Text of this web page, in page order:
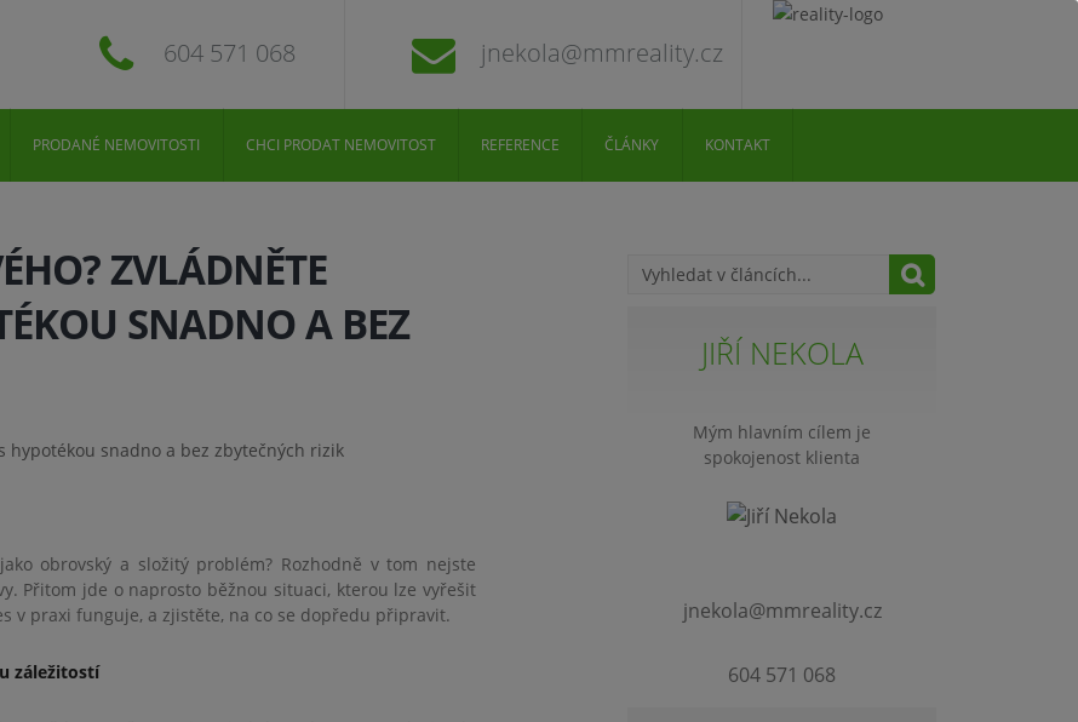
604 571 068 jnekola@mmreality.cz
PRODANÉ NEMOVITOSTI CHCI PRODAT NEMOVITOST REFERENCE ČLÁNKY KONTAKT
ZVLÁDNĚTE
SNADNO A BEZ
obrovský a složitý problém? Rozhodně v tom nejste
Přitom jde o naprosto běžnou situaci, kterou lze vyřešit
v praxi funguje, a zjistěte, na co se dopředu připravit.
záležitostí
JIŘÍ NEKOLA
Mým hlavním cílem je
spokojenost klienta
jnekola@mmreality.cz
604 571 068